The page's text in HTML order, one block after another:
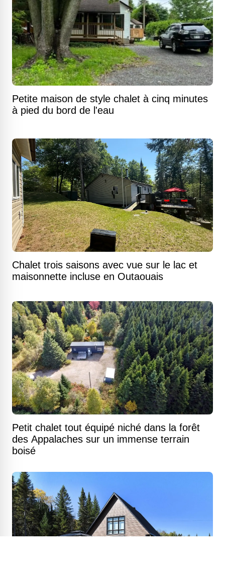
Petite maison de style chalet à cinq minutes
à pied du bord de l'eau
Chalet trois saisons avec vue sur le lac et
maisonnette incluse en Outaouais
Petit chalet tout équipé niché dans la forêt
des Appalaches sur un immense terrain
boisé